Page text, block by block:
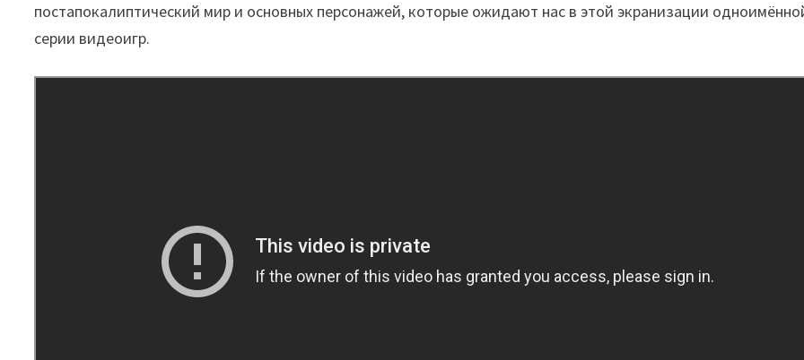
постапокалиптический мир и основных персонажей, которые ожидают нас в этой экранизации
серии видеоигр.